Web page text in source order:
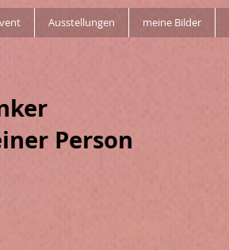
Ausstellungen meine Bilder
Person